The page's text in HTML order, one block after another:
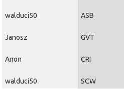
walduci50 ASB
Janosz GVT
Anon CRI
walduci50 SCW